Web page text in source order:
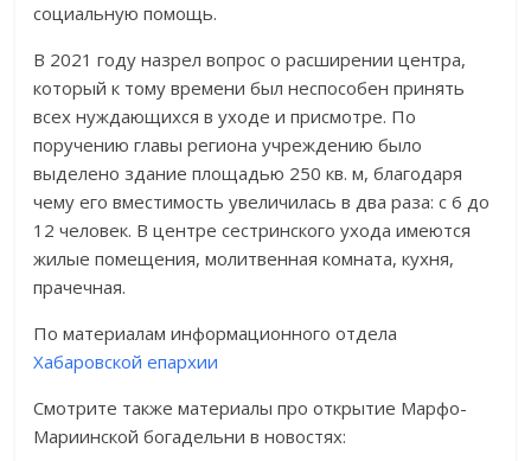
социальную помощь.
В 2021 году назрел вопрос о расширении центра,
который к тому времени был неспособен принять
всех нуждающихся в уходе и присмотре. По
поручению главы региона учреждению было
выделено здание площадью 250 кв. м, благодаря
чему его вместимость увеличилась в два раза: с 6 до
12 человек. В центре сестринского ухода имеются
жилые помещения, молитвенная комната, кухня,
прачечная.
По материалам информационного отдела
Хабаровской епархии
Смотрите также материалы про открытие Марфо-
Мариинской богадельни в новостях: